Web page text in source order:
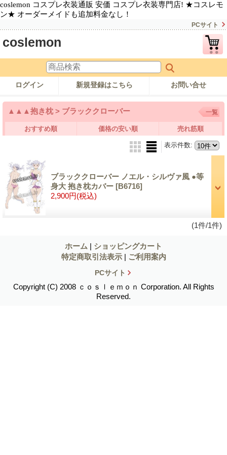
coslemon コスプレ衣装通販 安価 コスプレ衣装専門店! ★コスレモ
ン★ オーダーメイドも追加料金なし！
PCサイト
coslemon
ログイン 新規登録はこちら お問い合せ
▲▲▲抱き枕 > ブラッククローバー 一覧
おすすめ順 価格の安い順 売れ筋順
表示件数:
ブラッククローバー ノエル・シルヴァ風 ●等
身大 抱き枕カバー [B6716]
2,900円(税込)
(1件/1件)
ホーム | ショッピングカート
特定商取引法表示 | ご利用案内
PCサイト
Copyright (C) 2008 ｃｏｓｌｅｍｏｎ Corporation. All Rights
Reserved.